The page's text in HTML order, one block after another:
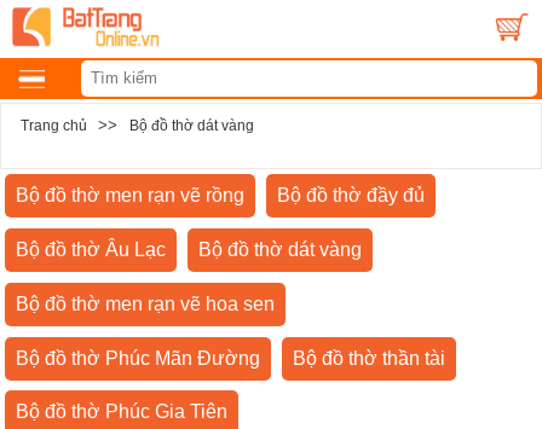
Trang chủ >> Bộ đồ thờ dát vàng
Bộ đồ thờ men rạn vẽ rồng Bộ đồ thờ đầy đủ
Bộ đồ thờ Âu Lạc Bộ đồ thờ dát vàng
Bộ đồ thờ men rạn vẽ hoa sen
Bộ đồ thờ Phúc Mãn Đường Bộ đồ thờ thần tài
Bộ đồ thờ Phúc Gia Tiên